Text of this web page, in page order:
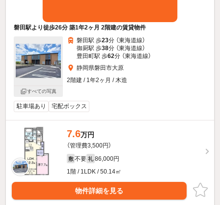
磐田駅より徒歩26分 築1年2ヶ月 2階建の賃貸物件
すべての写真
磐田駅 歩23分 （東海道線）
御厨駅 歩38分 （東海道線）
豊田町駅 歩62分 （東海道線）
静岡県磐田市大原
2階建 / 1年2ヶ月 / 木造
駐車場あり 宅配ボックス
7.6万円
（管理費3,500円）
敷 不要 礼 86,000円
1階 / 1LDK / 50.14㎡
物件詳細を見る